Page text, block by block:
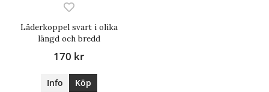
Läderkoppel svart i olika
längd och bredd
170 kr
Info Köp